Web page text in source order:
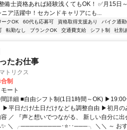
備士資格あれば経験浅くてもOK！ ✅月15日
ア活躍中！セカンドキャリアにも...
ークOK 60代も応募可 資格取得支援あり バイク通
転勤なし ブランクOK 交通費支給 シフト制 社割
たお仕事
トリクス
制
ート
詳細 ■自由シフト制(1日1時間～OK)
▶平日だけ/土日だけなども調整自由 ▶初月の
／ 『声と想いでつながる、 新しい自分に
✨ ＼ ╭─────────･⭐･･───╮ ＼＼ ～ おす